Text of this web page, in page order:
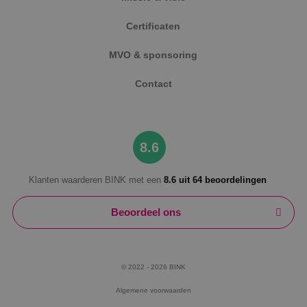
Certificaten
MVO & sponsoring
Contact
8.6
Klanten waarderen BINK met een 8.6 uit 64 beoordelingen
Beoordeel ons
© 2022 - 2026 BINK
Algemene voorwaarden
VISITOR_PRIVACY_METADATA
Google Privacy Policy